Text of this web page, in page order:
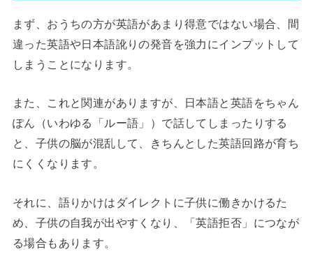
まず、おうちの方が英語があまり得意ではない場合、間
違った英語や日本語訛りの発音を強力にインプットして
しまうことになります。
また、これと関連がありますが、日本語と英語をちゃん
ぽん（いわゆる「ルー語」）で話してしまったりする
と、子供の脳が混乱して、きちんとした英語回路が育ち
にくくなります。
それに、語りかけはダイレクトに子供に働きかけるた
め、子供の自我が出やすくなり、「英語拒否」につなが
る場合もあります。